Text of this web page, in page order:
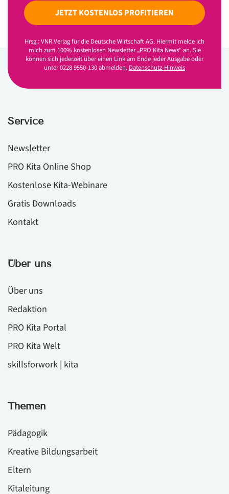
JETZT KOSTENLOS PROFITIEREN
Hrsg.: VNR Verlag für die Deutsche Wirtschaft AG. Hiermit melde ich
mich zum 100% kostenlosen Newsletter „PRO Kita News“ an. Sie
können sich jederzeit über einen Link am Ende jeder Ausgabe oder
unter 0228 9550-130 abmelden. Datenschutz-Hinweis
Service
Newsletter
PRO Kita Online Shop
Kostenlose Kita-Webinare
Gratis Downloads
Kontakt
Über uns
Über uns
Redaktion
PRO Kita Portal
PRO Kita Welt
skillsforwork | kita
Themen
Pädagogik
Kreative Bildungsarbeit
Eltern
Kitaleitung